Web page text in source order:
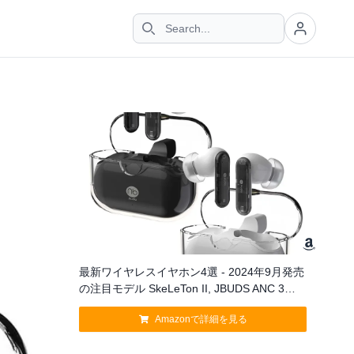
最新ワイヤレスイヤホン4選 - 2024年9月発売
の注目モデル SkeLeTon II, JBUDS ANC 3
TRUE WIRELESS EARBUDS など
Amazonで詳細を見る